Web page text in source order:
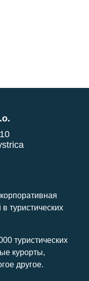
туристических
туристических
курорты,
другое.